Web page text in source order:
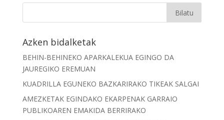
Azken bidalketak
BEHIN-BEHINEKO APARKALEKUA EGINGO DA
JAUREGIKO EREMUAN
KUADRILLA EGUNEKO BAZKARIRAKO TIKEAK SALGAI
AMEZKETAK EGINDAKO EKARPENAK GARRAIO
PUBLIKOAREN EMAKIDA BERRIRAKO